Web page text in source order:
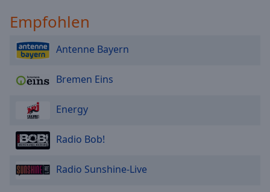
Empfohlen
Antenne Bayern
Bremen Eins
Energy
Radio Bob!
Radio Sunshine-Live